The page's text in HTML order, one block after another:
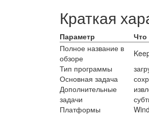
Краткая
Параметр
Что
Полное название в
обзоре
Тип программы
Основная задача
Дополнительные
задачи
Платформы